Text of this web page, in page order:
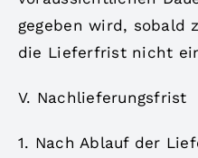
gegeben wird, sobald
die Lieferfrist nicht
V. Nachlieferungsfrist
1. Nach Ablauf der